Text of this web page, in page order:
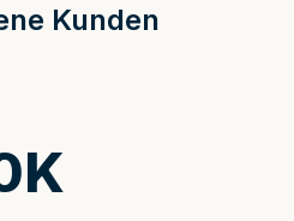
Kunden
K